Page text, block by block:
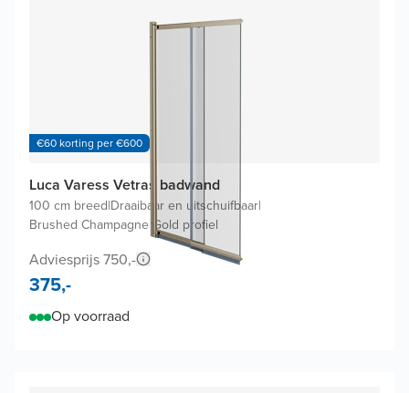
€60 korting per €600
Luca Varess Vetras badwand
100 cm breed|Draaibaar en uitschuifbaar|
Brushed Champagne Gold profiel
Adviesprijs 750,-
375,-
Op voorraad